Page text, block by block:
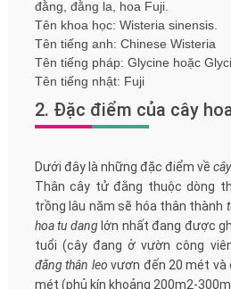
đằng, đằng la, hoa Fuji.
Tên khoa học: Wisteria sinensis.
Tên tiếng anh: Chinese Wisteria
Tên tiếng pháp: Glycine hoặc
Tên tiếng nhật: Fuji
2. Đặc điểm của cây
Dưới đây là những đặc điểm về
Thân cây tử đằng thuộc dòng
trồng lâu năm sẽ hóa thân thành
hoa tu danglớn nhất đang được
tuổi (cây đang ở vườn công
đằng thân leo vươn đến 20 mét và
mét (phủ kín khoảng 200m2-